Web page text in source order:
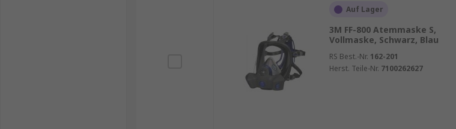
Auf Lager
3M FF-800 Atemmaske S,
Vollmaske, Schwarz, Blau
RS Best.-Nr. 162-201
Herst. Teile-Nr. 7100262627